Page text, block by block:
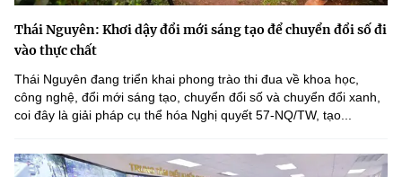
Thái Nguyên: Khơi dậy đổi mới sáng tạo để chuyển đổi số đi
vào thực chất
Thái Nguyên đang triển khai phong trào thi đua về khoa học,
công nghệ, đổi mới sáng tạo, chuyển đổi số và chuyển đổi xanh,
coi đây là giải pháp cụ thể hóa Nghị quyết 57-NQ/TW, tạo...